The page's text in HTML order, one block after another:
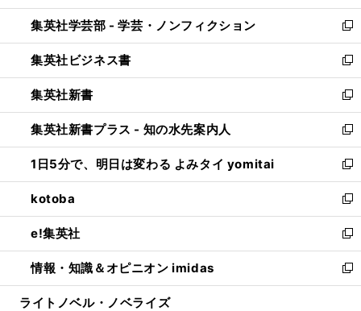
開
く
ウ
で
開
く
ン
ド
ウ
で
開
く
ウ
ィ
ン
ド
ウ
で
開
く
集英社学芸部 - 学芸・ノンフィクション
新
し
い
ウ
ィ
ン
ド
ウ
で
開
く
集英社ビジネス書
新
し
い
ウ
ィ
ン
ド
ウ
で
開
く
集英社新書
新
し
い
ウ
ィ
ン
ド
ウ
で
開
く
集英社新書プラス - 知の水先案内人
新
し
い
ウ
ィ
ン
ド
ウ
で
開
1日5分で、明日は変わる よみタイ yomitai
新
し
い
ウ
ィ
ン
ド
ウ
kotoba
新
し
い
ウ
ィ
ン
e!集英社
新
し
い
ウ
情報・知識＆オピニオン imidas
新
し
ライトノベル・ノベライズ